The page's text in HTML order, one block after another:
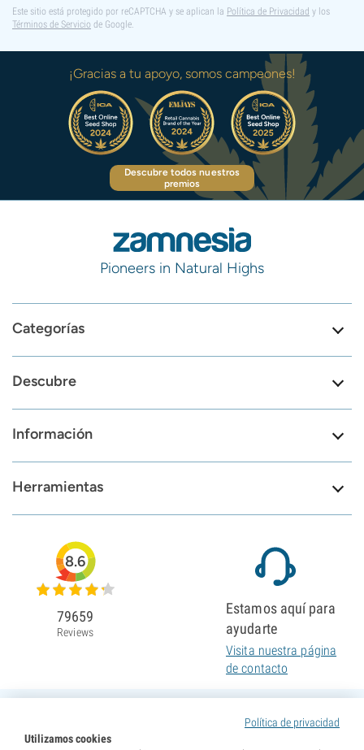
Este sitio está protegido por reCAPTCHA y se aplican la Política de Privacidad y los
Términos de Servicio de Google.
¡Gracias a tu apoyo, somos campeones!
Descubre todos nuestros
premios
Pioneers in Natural Highs
Categorías
Descubre
Información
Herramientas
Política de privacidad
Utilizamos cookies
8.6
79659
Reviews
Estamos aquí para
ayudarte
Visita nuestra página
de contacto